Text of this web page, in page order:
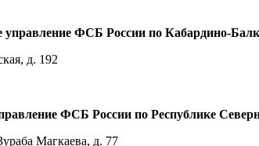
управление ФСБ России по Кабардино-
д. 192
ФСБ России по Республике
Магкаева, д. 77